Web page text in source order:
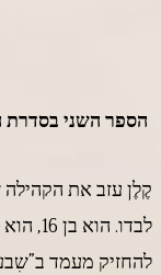
הספר השני בסדרת
קֶלֶן עזב את
לבדו.
להחזיק מעמד